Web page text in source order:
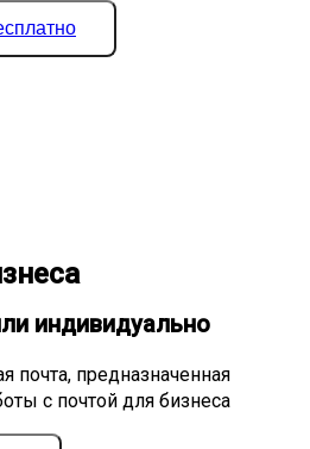
индивидуально
почта, предназначенная
с почтой для бизнеса